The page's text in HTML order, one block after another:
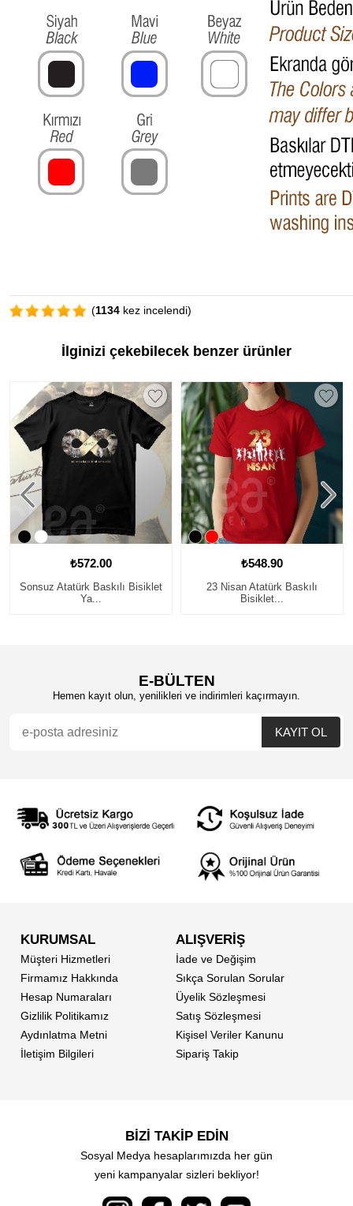
(1134 kez incelendi)
İlginizi çekebilecek benzer ürünler
₺572.00
Sonsuz Atatürk Baskılı Bisiklet
Ya...
₺548.90
23 Nisan Atatürk Baskılı
Bisiklet...
E-BÜLTEN
Hemen kayıt olun, yenilikleri ve indirimleri kaçırmayın.
KURUMSAL
Müşteri Hizmetleri
Firmamız Hakkında
Hesap Numaraları
Gizlilik Politikamız
Aydınlatma Metni
İletişim Bilgileri
ALIŞVERİŞ
İade ve Değişim
Sıkça Sorulan Sorular
Üyelik Sözleşmesi
Satış Sözleşmesi
Kişisel Veriler Kanunu
Sipariş Takip
BİZİ TAKİP EDİN
Sosyal Medya hesaplarımızda her gün
yeni kampanyalar sizleri bekliyor!